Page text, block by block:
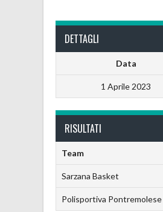
DETTAGLI
Data
1 Aprile 2023
RISULTATI
Team
Sarzana Basket
Polisportiva Pontremolese